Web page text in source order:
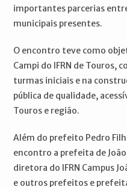
importantes parcerias
municipais presentes.
O encontro teve como
Campi do IFRN de Touros,
turmas iniciais e na
pública de qualidade,
Touros e região.
Além do prefeito Pedro
encontro a prefeita de
diretora do IFRN Campus
e outros prefeitos e